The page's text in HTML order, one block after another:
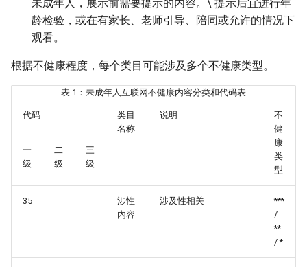
未成年人，展示前需要提示的内容。\ 提示后宜进行年
龄检验，或在有家长、老师引导、陪同或允许的情况下
观看。
根据不健康程度，每个类目可能涉及多个不健康类型。
表 1：未成年人互联网不健康内容分类和代码表
代码
类目
名称
说明
不
健
康
类
型
一
级
二
级
三
级
35
涉性
内容
涉及性相关
***
/
**
/ *